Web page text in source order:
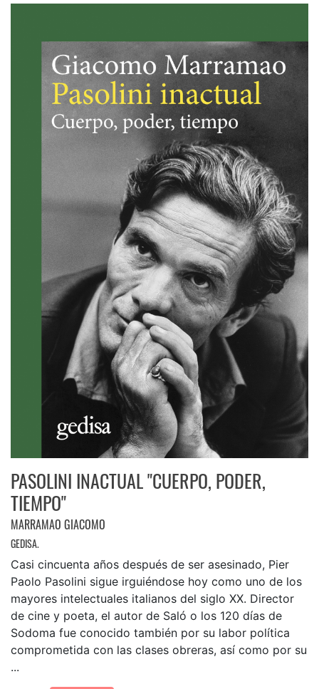
PASOLINI INACTUAL "CUERPO, PODER,
TIEMPO"
MARRAMAO GIACOMO
GEDISA.
Casi cincuenta años después de ser asesinado, Pier
Paolo Pasolini sigue irguiéndose hoy como uno de los
mayores intelectuales italianos del siglo XX. Director
de cine y poeta, el autor de Saló o los 120 días de
Sodoma fue conocido también por su labor política
comprometida con las clases obreras, así como por su
...